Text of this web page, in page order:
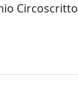
Circoscritto